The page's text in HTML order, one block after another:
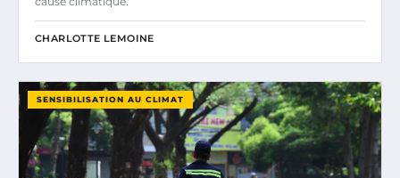
CHARLOTTE LEMOINE
SENSIBILISATION AU CLIMAT